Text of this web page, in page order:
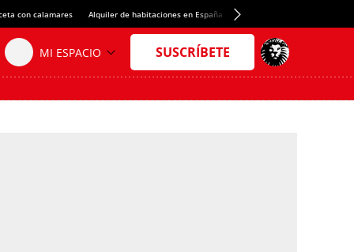
con calamares Alquiler de habitaciones en España Crédito del Spotify Camp Nou